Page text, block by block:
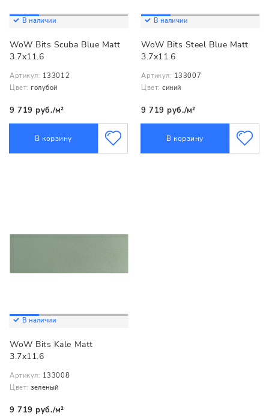
В наличии
WoW Bits Scuba Blue Matt
3.7x11.6
Артикул: 133012
Цвет: голубой
9 719 руб./м²
В корзину
В наличии
WoW Bits Steel Blue Matt
3.7x11.6
Артикул: 133007
Цвет: синий
9 719 руб./м²
В корзину
В наличии
WoW Bits Kale Matt
3.7x11.6
Артикул: 133008
Цвет: зеленый
9 719 руб./м²